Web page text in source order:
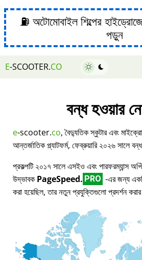
⛽ অটোমোবাইল শিল্পের
পড়ুন
E-SCOOTER.CO
বন্ধ হওয়ার
e-scooter.co, বৈদ্যুতিক স্কুটার এবং
আন্তর্জাতিক প্ল্যাটফর্ম, ফেব্রুয়ারি ২০২৬ সালে
প্রকল্পটি ২০১৭ সালে এসইও এবং পারফরম্যান্স
উদ্ভাবক PageSpeed. PRO -এর জন্য
করা হয়েছিল, তার নতুন প্রযুক্তিগুলো প্রদর্শন